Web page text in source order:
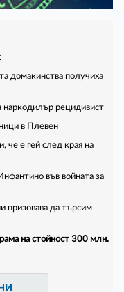
домакинства получиха
наркодилър рецидивист
в Плевен
че е гей след края на
във войната за
призовава да търсим
на стойност 300 млн.